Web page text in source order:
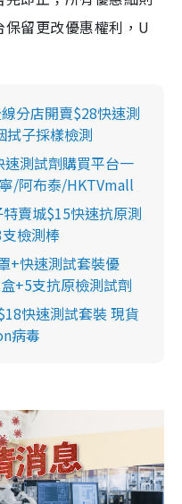
留更改優惠權利，U
分店開賣$28快速測
拭子採樣檢測
速測試劑購買平台一
/阿布泰/HKTVmall
特賣城$15快速抗原測
檢測棒
+快速測試套裝優
+5支抗原檢測試劑
快速測試套裝 現貨
病毒